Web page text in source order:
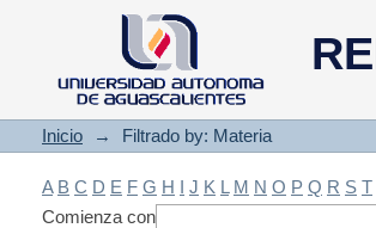
Filtrado by: Materia
Inicio → Filtrado by: Materia
A B C D E F G H I J K L M N O P Q R S T
Comienza con